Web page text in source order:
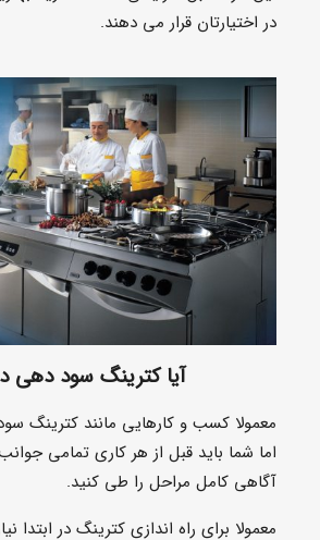
آیا کترینگ سود دهی
معمولا کسب و کارهایی مانند کترینگ
اما شما باید قبل از هر کاری تمامی
آگاهی کامل مراحل را طی کنید.
تعدادی پرسنل با تجربه و 2 پیک موتوری دارید.
تهیه مواد غذایی اولیه مانند گوشت، مرغ،
حبوبات و … نیز باید به صورت روزانه در
هزینه های مربوط به بسته بندی مواد